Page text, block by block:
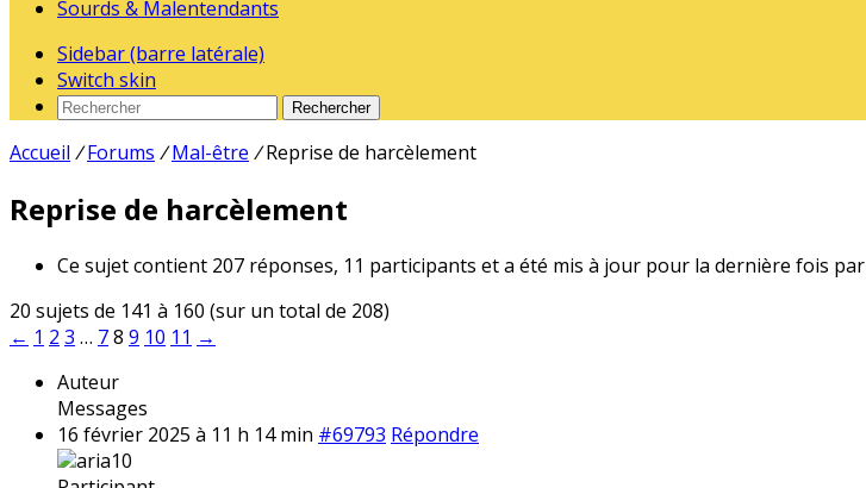
Sourds & Malentendants
Sidebar (barre latérale)
Switch skin
Rechercher
Accueil / Forums / Mal-être / Reprise de harcèlement
Reprise de harcèlement
Ce sujet contient 207 réponses, 11 participants et a été mis à jour pour la dernière fois par
20 sujets de 141 à 160 (sur un total de 208)
← 1 2 3 … 78 9 10 11 →
Auteur
Messages
16 février 2025 à 11 h 14 min #69793 Répondre
aria10